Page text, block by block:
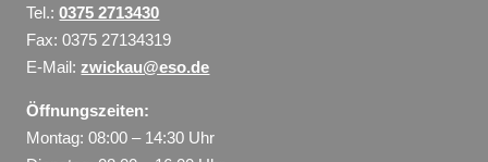
Tel.:0375 2713430
Fax: 0375 27134319
E-Mail:zwickau@eso.de
Öffnungszeiten:
Montag: 08:00 – 14:30 Uhr